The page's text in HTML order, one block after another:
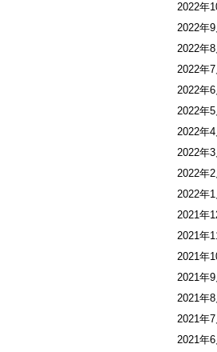
2022年
2022年9
2022年8
2022年7
2022年6
2022年5
2022年4
2022年3
2022年2
2022年1
2021年
2021年
2021年
2021年9
2021年8
2021年7
2021年6